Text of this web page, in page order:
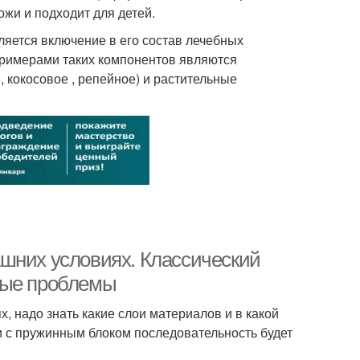
и подходит для детей.
включение в его состав лечебных
таких компонентов являются
, репейное) и растительные
условиях. Классический
проблемы
знать какие слои материалов и в какой
пружинным блоком последовательность будет